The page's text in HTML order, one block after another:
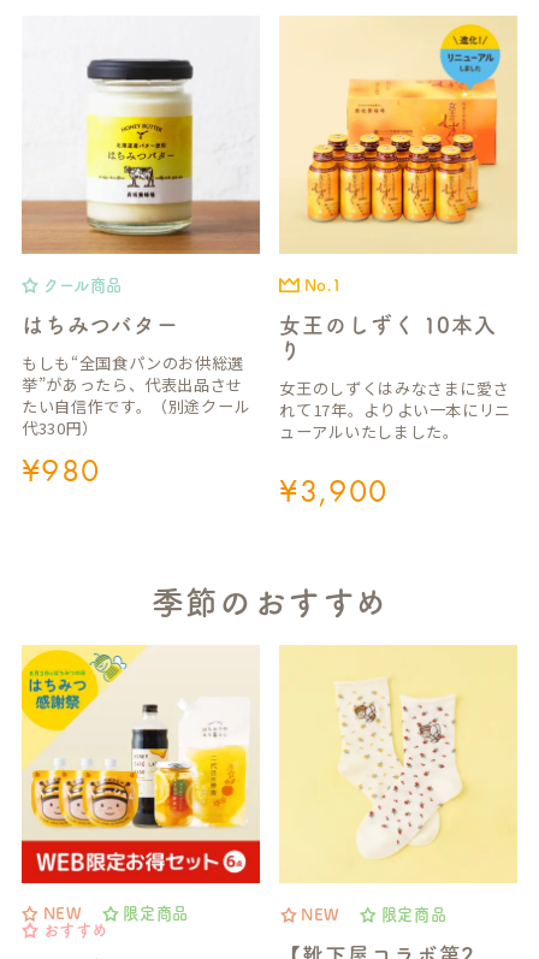
クール商品
はちみつバター
もしも“全国食パンのお供総選
挙”があったら、代表出品させ
たい自信作です。（別途クール
代330円）
¥980
No.1
女王のしずく 10本入
り
女王のしずくはみなさまに愛さ
れて17年。よりよい一本にリニ
ューアルいたしました。
¥3,900
季節のおすすめ
NEW
限定商品
おすすめ
NEW 限定商品